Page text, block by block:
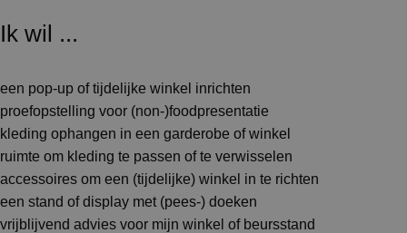
Ik wil ...
een pop-up of tijdelijke winkel inrichten
proefopstelling voor (non-)foodpresentatie
kleding ophangen in een garderobe of winkel
ruimte om kleding te passen of te verwisselen
accessoires om een (tijdelijke) winkel in te richten
een stand of display met (pees-) doeken
vrijblijvend advies voor mijn winkel of beursstand